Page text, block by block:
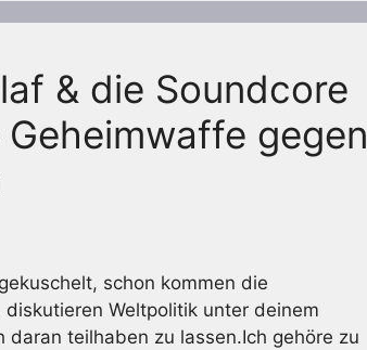
& die Soundcore
gegen
schon kommen die
Weltpolitik unter deinem
teilhaben zu lassen.Ich gehöre zu